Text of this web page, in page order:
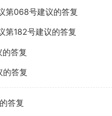
第068号建议的答复
第182号建议的答复
答复
的答复
答复